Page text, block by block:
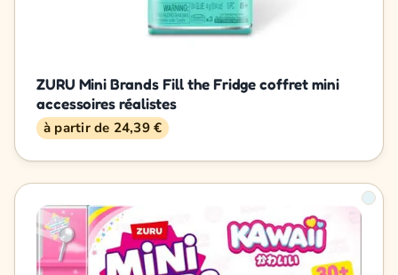
ZURU Mini Brands Fill the Fridge coffret mini
accessoires réalistes
à partir de 24,39 €